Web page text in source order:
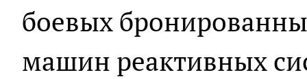
боевых
машин реактивных